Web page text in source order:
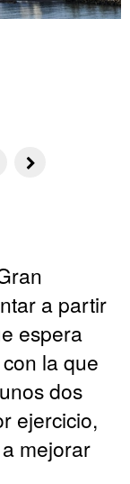
a partir
espera
la que
dos
ejercicio,
mejorar